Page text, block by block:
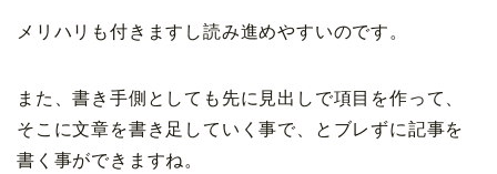
メリハリも付きますし読み進めやすいのです。
また、書き手側としても先に見出しで項目を作って、
そこに文章を書き足していく事で、とブレずに記事を
書く事ができますね。